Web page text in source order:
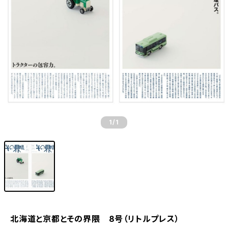
1 /1
北海道と京都とその界隈 8号（リトルプレス）